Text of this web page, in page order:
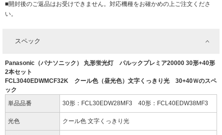
■開封後のご返品はお受けできません。対応機種をお確かめの上ご注文くださ
い。
スペック
Panasonic（パナソニック） 丸形蛍光灯 パルックプレミア20000 30形+40形
2本セット
FCL3040EDWMCF32K クール色（昼光色）文字くっきり光 30+40Ｗのスペ
ック
単品品番
30形：FCL30EDW28MF3 40形：FCL40EDW38MF3
光色 クール色 文字くっきり光